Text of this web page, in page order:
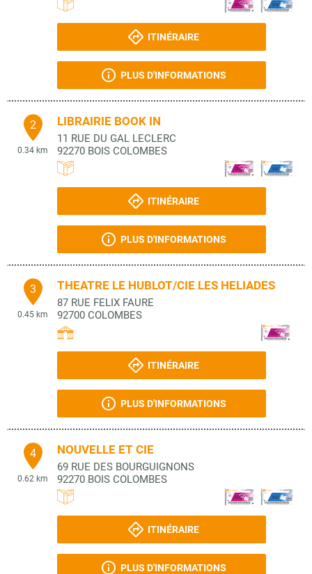
ITINÉRAIRE
PLUS D'INFORMATIONS
2
0.34 km
LIBRAIRIE BOOK IN
11 RUE DU GAL LECLERC
92270 BOIS COLOMBES
ITINÉRAIRE
PLUS D'INFORMATIONS
3
0.45 km
THEATRE LE HUBLOT/CIE LES HELIADES
87 RUE FELIX FAURE
92700 COLOMBES
ITINÉRAIRE
PLUS D'INFORMATIONS
4
0.62 km
NOUVELLE ET CIE
69 RUE DES BOURGUIGNONS
92270 BOIS COLOMBES
ITINÉRAIRE
PLUS D'INFORMATIONS